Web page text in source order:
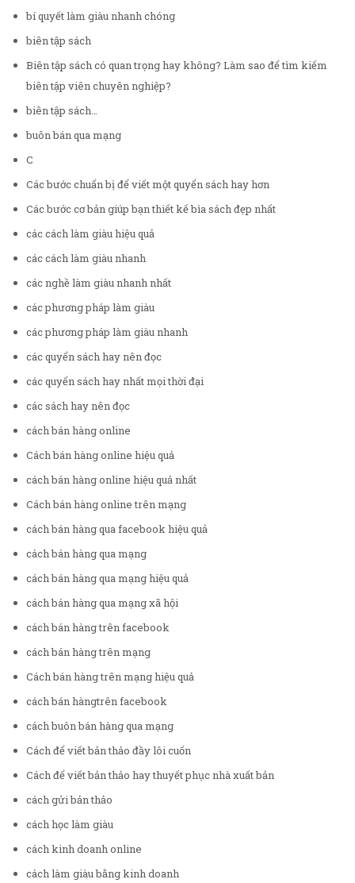
bí quyết làm giàu nhanh chóng
biên tập sách
Biên tập sách có quan trọng hay không? Làm sao để tìm kiếm
biên tập viên chuyên nghiệp?
biên tập sách…
buôn bán qua mạng
C
Các bước chuẩn bị để viết một quyển sách hay hơn
Các bước cơ bản giúp bạn thiết kế bìa sách đẹp nhất
các cách làm giàu hiệu quả
các cách làm giàu nhanh
các nghề làm giàu nhanh nhất
các phương pháp làm giàu
các phương pháp làm giàu nhanh
các quyển sách hay nên đọc
các quyển sách hay nhất mọi thời đại
các sách hay nên đọc
cách bán hàng online
Cách bán hàng online hiệu quả
cách bán hàng online hiệu quả nhất
Cách bán hàng online trên mạng
cách bán hàng qua facebook hiệu quả
cách bán hàng qua mạng
cách bán hàng qua mạng hiệu quả
cách bán hàng qua mạng xã hội
cách bán hàng trên facebook
cách bán hàng trên mạng
Cách bán hàng trên mạng hiệu quả
cách bán hàngtrên facebook
cách buôn bán hàng qua mạng
Cách để viết bản thảo đầy lôi cuốn
Cách để viết bản thảo hay thuyết phục nhà xuất bản
cách gửi bản thảo
cách học làm giàu
cách kinh doanh online
cách làm giàu bằng kinh doanh